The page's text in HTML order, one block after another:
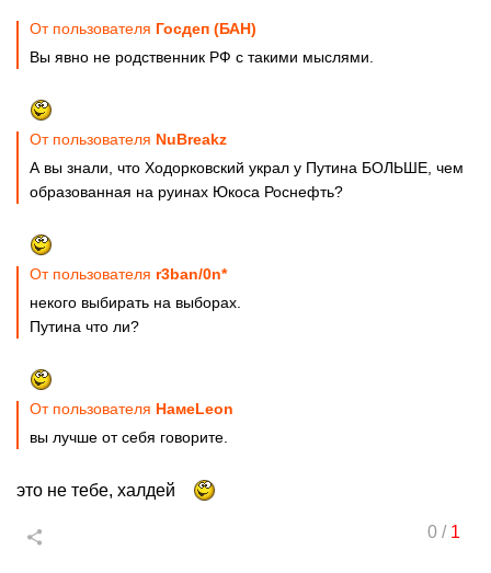
От пользователя Госдеп (БАН)
Вы явно не родственник РФ с такими мыслями.
От пользователя NuBreakz
А вы знали, что Ходорковский украл у Путина БОЛЬШЕ, чем
образованная на руинах Юкоса Роснефть?
От пользователя r3ban/0n*
некого выбирать на выборах.
Путина что ли?
От пользователя HaмeLeon
вы лучше от себя говорите.
это не тебе, халдей
0/ 1